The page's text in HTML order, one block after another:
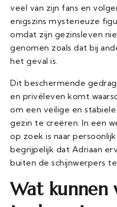
veel van zijn fans en
enigszins mysterieuze
omdat zijn gezinsleven
genomen zoals dat bij
het geval is.
Dit beschermende
en privéleven komt
om een veilige en
gezin te creëren. In een
op zoek is naar
begrijpelijk dat Adriaan
buiten de schijnwerpers te
Wat kunnen